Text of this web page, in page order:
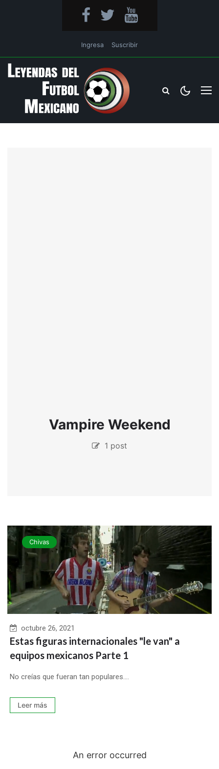
Ingresa Suscribir
Vampire Weekend
1 post
Chivas
octubre 26, 2021
Estas figuras internacionales "le van" a
equipos mexicanos Parte 1
No creías que fueran tan populares....
Leer más
An error occurred